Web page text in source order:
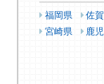
福岡県 佐
宮崎県
鹿